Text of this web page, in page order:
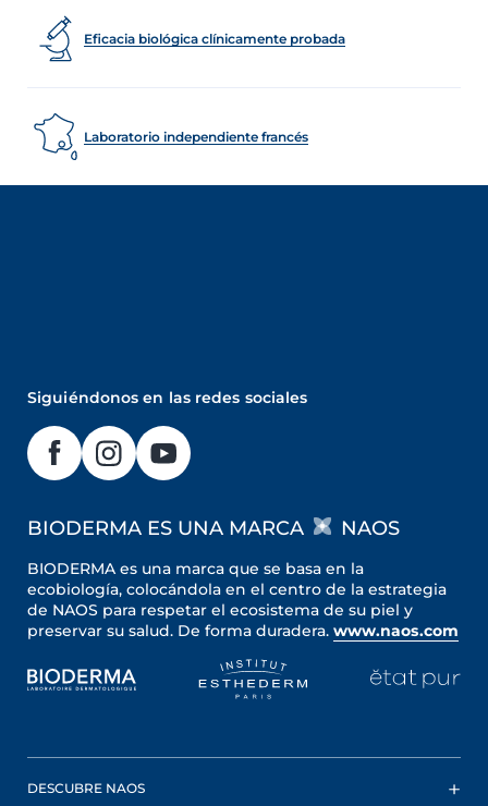
Eficacia biológica clínicamente probada
Laboratorio independiente francés
Siguiéndonos en las redes sociales
BIODERMA ES UNA MARCA NAOS
BIODERMA es una marca que se basa en la
ecobiología, colocándola en el centro de la estrategia
de NAOS para respetar el ecosistema de su piel y
preservar su salud. De forma duradera. www.naos.com
DESCUBRE NAOS